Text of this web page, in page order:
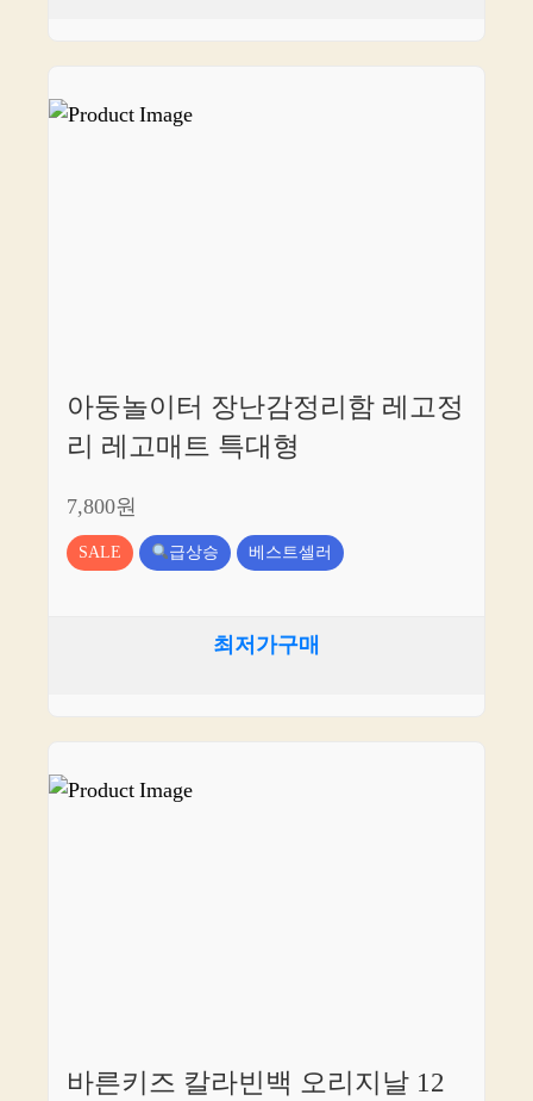
아둥놀이터 장난감정리함 레고정
리 레고매트 특대형
7,800원
SALE 급상승 베스트셀러
최저가구매
바른키즈 칼라빈백 오리지날 12